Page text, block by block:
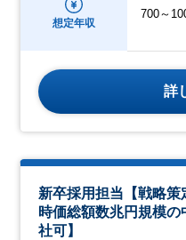
想定年収
700～
詳
新卒採用担当【戦略
時価総額数兆円規模
社可】